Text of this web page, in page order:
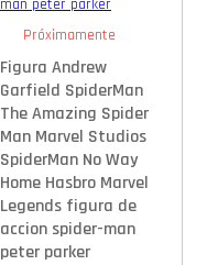
Próximamente
Figura Andrew
Garfield SpiderMan
The Amazing Spider
Man Marvel Studios
SpiderMan No Way
Home Hasbro Marvel
Legends figura de
accion spider-man
peter parker